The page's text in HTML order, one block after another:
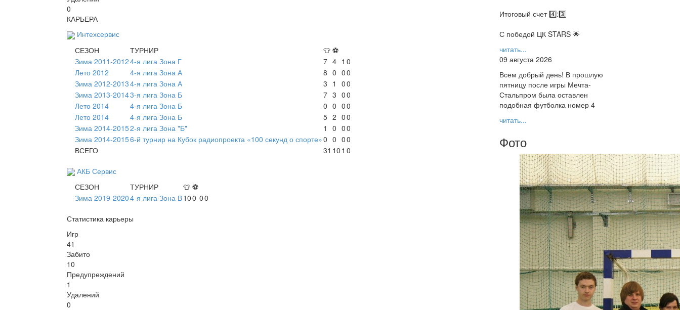
0
КАРЬЕРА
Интехсервис
СЕЗОН
ТУРНИР 👕 ⚽
Зима 2011-20124-я лига Зона Г 7 4 1 0
Лето 2012
4-я лига Зона А 8 0 00
Зима 2012-20134-я лига Зона А 3 1 00
Зима 2013-20143-я лига Зона Б 7 3 00
Лето 2014
4-я лига Зона Б 0 0 00
Лето 2014
4-я лига Зона Б 5 2 00
Зима 2014-20152-я лига Зона "Б" 1 0 00
Зима 2014-20156-й турнир на Кубок радиопроекта «100 секунд о спорте»0 0 00
ВСЕГО
31 10 1 0
АКБ Сервис
СЕЗОН
ТУРНИР 👕 ⚽
Зима 2019-20204-я лига Зона В100 00
Статистика карьеры
Игр
41
Забито
10
Предупреждений
1
Удалений
0
Итоговый счет 4️⃣:3️⃣
С победой ЦК STARS 🌟
читать...
09 августа 2026
Всем добрый день! В прошлую
пятницу после игры Мечта-
Стальпром была оставлен
подобная футболка номер 4
читать...
Фото